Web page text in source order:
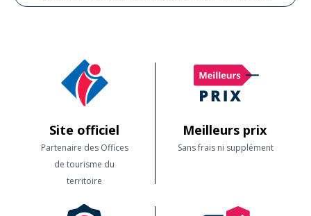
Site officiel
Partenaire des Offices
de tourisme du
territoire
Meilleurs prix
Sans frais ni supplément